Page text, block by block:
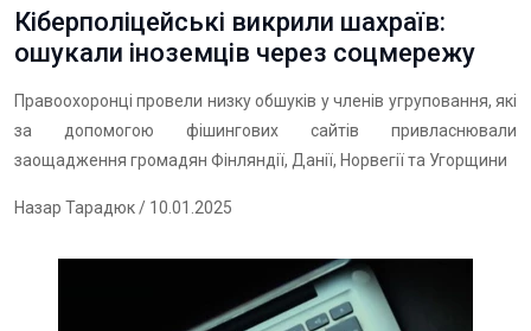
Кіберполіцейські викрили шахраїв:
ошукали іноземців через соцмережу
Правоохоронці провели низку обшуків у членів угруповання, які
за допомогою фішингових сайтів привласнювали
заощадження громадян Фінляндії, Данії, Норвегії та Угорщини
Назар Тарадюк/ 10.01.2025